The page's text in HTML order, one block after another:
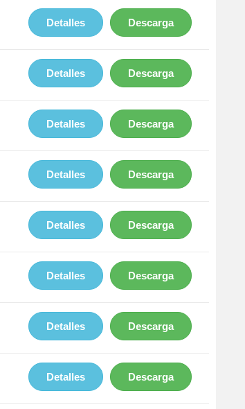
Descarga
Detalles
Descarga
Detalles
Descarga
Detalles
Descarga
Detalles
Descarga
Detalles
Descarga
Detalles
Descarga
Detalles
Descarga
Detalles